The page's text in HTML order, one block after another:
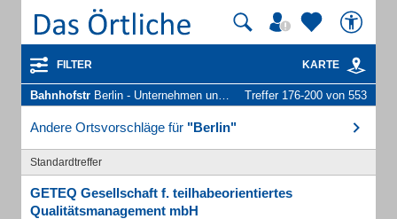
FILTER KARTE
Bahnhofstr Berlin - Unternehmen und Personen Treffer 176-200 von 553
Andere Ortsvorschläge für "Berlin"
Standardtreffer
GETEQ Gesellschaft f. teilhabeorientiertes
Qualitätsmanagement mbH